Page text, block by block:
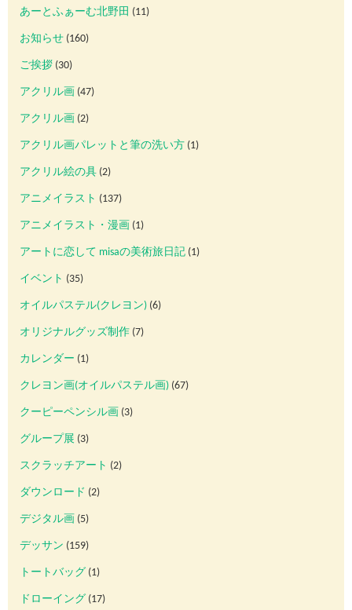
あーとふぁーむ北野田 (11)
お知らせ (160)
ご挨拶 (30)
アクリル画 (47)
アクリル画 (2)
アクリル画パレットと筆の洗い方 (1)
アクリル絵の具 (2)
アニメイラスト (137)
アニメイラスト・漫画 (1)
アートに恋して misaの美術旅日記 (1)
イベント (35)
オイルパステル(クレヨン) (6)
オリジナルグッズ制作 (7)
カレンダー (1)
クレヨン画(オイルパステル画) (67)
クーピーペンシル画 (3)
グループ展 (3)
スクラッチアート (2)
ダウンロード (2)
デジタル画 (5)
デッサン (159)
トートバッグ (1)
ドローイング (17)